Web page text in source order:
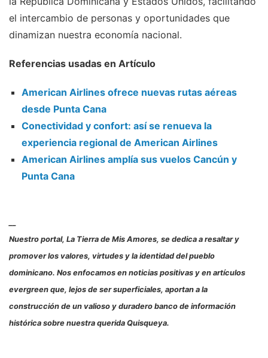
el intercambio de personas y oportunidades que
dinamizan nuestra economía nacional.
Referencias usadas en Artículo
American Airlines ofrece nuevas rutas aéreas
desde Punta Cana
Conectividad y confort: así se renueva la
experiencia regional de American Airlines
American Airlines amplía sus vuelos Cancún y
Punta Cana
Nuestro portal, La Tierra de Mis Amores, se dedica a resaltar y
promover los valores, virtudes y la identidad del pueblo
dominicano. Nos enfocamos en noticias positivas y en artículos
evergreen que, lejos de ser superficiales, aportan a la
construcción de un valioso y duradero banco de información
histórica sobre nuestra querida Quisqueya.